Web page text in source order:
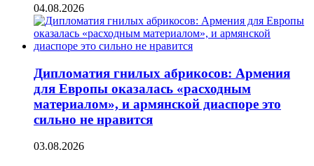
04.08.2026
Дипломатия гнилых абрикосов: Армения
для Европы оказалась «расходным
материалом», и армянской диаспоре это
сильно не нравится
03.08.2026